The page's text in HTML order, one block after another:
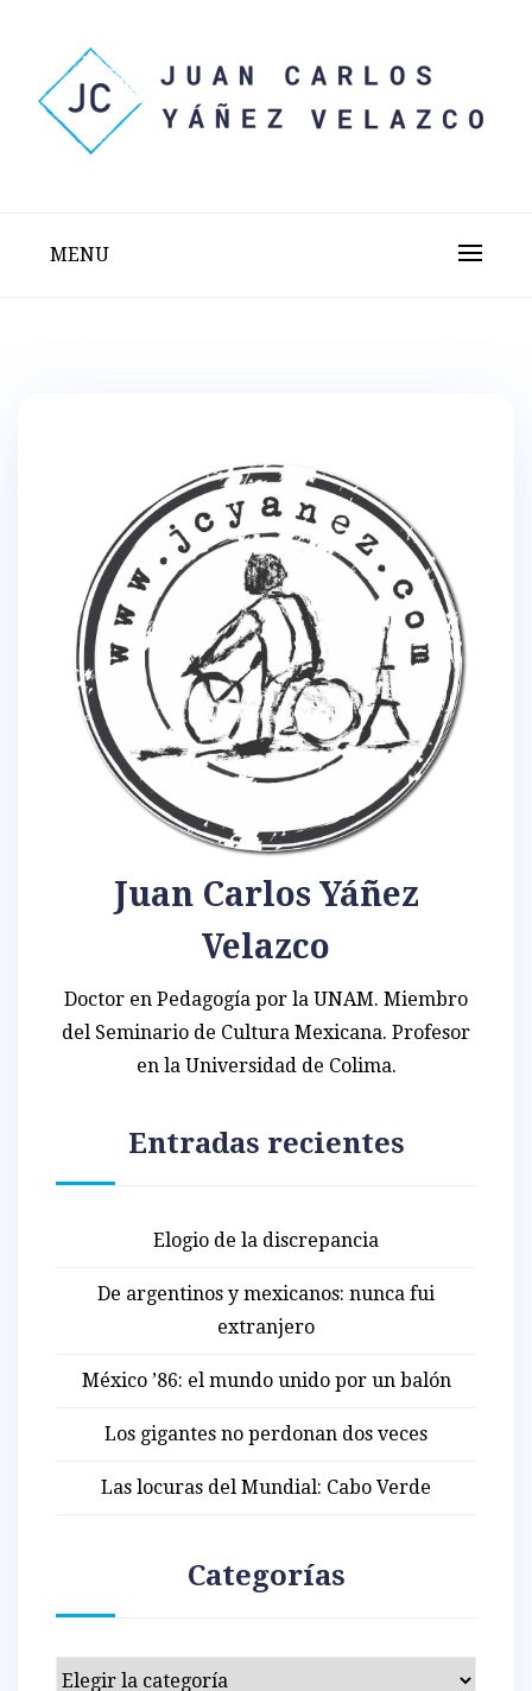
content
MENU
Juan Carlos Yáñez
Velazco
Doctor en Pedagogía por la UNAM. Miembro
del Seminario de Cultura Mexicana. Profesor
en la Universidad de Colima.
Entradas recientes
Elogio de la discrepancia
De argentinos y mexicanos: nunca fui
extranjero
México ’86: el mundo unido por un balón
Los gigantes no perdonan dos veces
Las locuras del Mundial: Cabo Verde
Categorías
Categorías